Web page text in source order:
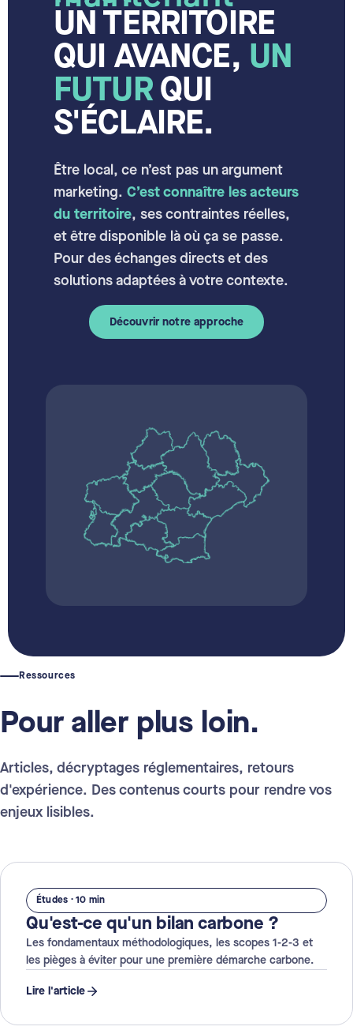
UN TERRITOIRE
QUI AVANCE, UN
FUTURQUI
S'ÉCLAIRE.
Être local, ce n’est pas un argument
marketing. C’est connaître les acteurs
du territoire, ses contraintes réelles,
et être disponible là où ça se passe.
Pour des échanges directs et des
solutions adaptées à votre contexte.
Découvrir notre approche
Ressources
Pour aller plus loin.
Articles, décryptages réglementaires, retours
d'expérience. Des contenus courts pour rendre vos
enjeux lisibles.
Études · 10 min
Qu'est-ce qu'un bilan carbone ?
Les fondamentaux méthodologiques, les scopes 1-2-3 et
les pièges à éviter pour une première démarche carbone.
Lire l'article